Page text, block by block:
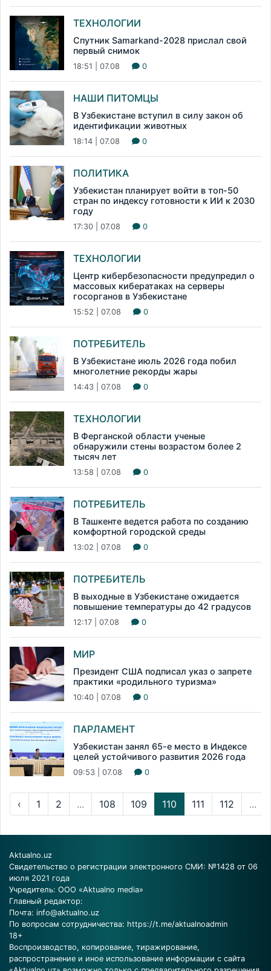
ТЕХНОЛОГИИ
Спутник Samarkand-2028 прислал свой
первый снимок
18:51 | 07.08 0
НАШИ ПИТОМЦЫ
В Узбекистане вступил в силу закон об
идентификации животных
18:14 | 07.08 0
ПОЛИТИКА
Узбекистан планирует войти в топ-50
стран по индексу готовности к ИИ к 2030
году
17:30 | 07.08 0
ТЕХНОЛОГИИ
Центр кибербезопасности предупредил о
массовых кибератаках на серверы
госорганов в Узбекистане
15:52 | 07.08 0
ПОТРЕБИТЕЛЬ
В Узбекистане июль 2026 года побил
многолетние рекорды жары
14:43 | 07.08 0
ТЕХНОЛОГИИ
В Ферганской области ученые
обнаружили стены возрастом более 2
тысяч лет
13:58 | 07.08 0
ПОТРЕБИТЕЛЬ
В Ташкенте ведется работа по созданию
комфортной городской среды
13:02 | 07.08 0
ПОТРЕБИТЕЛЬ
В выходные в Узбекистане ожидается
повышение температуры до 42 градусов
12:17 | 07.08 0
МИР
Президент США подписал указ о запрете
практики «родильного туризма»
10:40 | 07.08 0
ПАРЛАМЕНТ
Узбекистан занял 65-е место в Индексе
целей устойчивого развития 2026 года
09:53 | 07.08 0
‹ 1 2 ... 108 109 110 111 112 ...
Aktualno.uz
Свидетельство о регистрации электронного СМИ: №1428 от 06
июля 2021 года
Учредитель: ООО «Aktualno media»
Главный редактор:
Почта: info@aktualno.uz
По вопросам сотрудничества: https://t.me/aktualnoadmin
18+
Воспроизводство, копирование, тиражирование,
распространение и иное использование информации с сайта